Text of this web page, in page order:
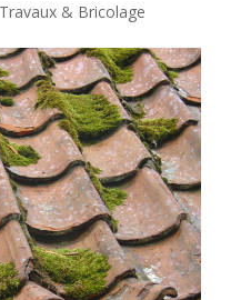
Travaux & Bricolage